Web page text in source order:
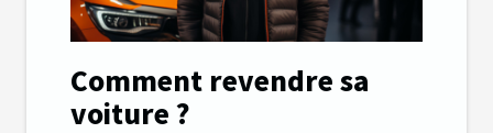
Comment revendre sa
voiture ?